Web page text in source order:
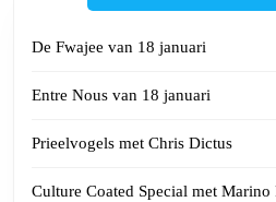
De Fwajee van 18 januari
Entre Nous van 18 januari
Prieelvogels met Chris Dictus
Culture Coated Special met Marino